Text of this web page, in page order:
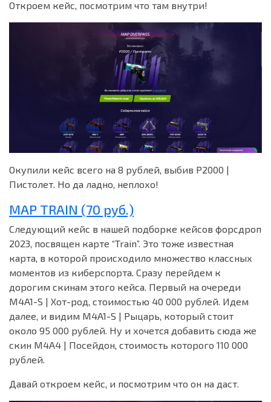
Откроем кейс, посмотрим что там внутри!
Окупили кейс всего на 8 рублей, выбив P2000 |
Пистолет. Но да ладно, неплохо!
MAP TRAIN (70 руб.)
Следующий кейс в нашей подборке кейсов форсдроп
2023, посвящен карте “Train”. Это тоже известная
карта, в которой происходило множество классных
моментов из киберспорта. Сразу перейдем к
дорогим скинам этого кейса. Первый на очереди
M4A1-S | Хот-род, стоимостью 40 000 рублей. Идем
далее, и видим M4A1-S | Рыцарь, который стоит
около 95 000 рублей. Ну и хочется добавить сюда же
скин M4A4 | Посейдон, стоимость которого 110 000
рублей.
Давай откроем кейс, и посмотрим что он на даст.